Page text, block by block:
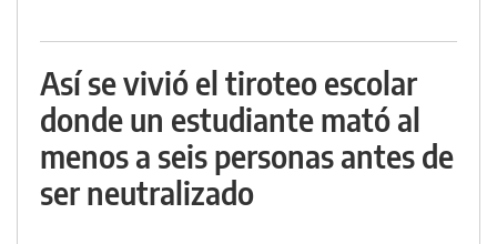
Así se vivió el tiroteo escolar
donde un estudiante mató al
menos a seis personas antes de
ser neutralizado